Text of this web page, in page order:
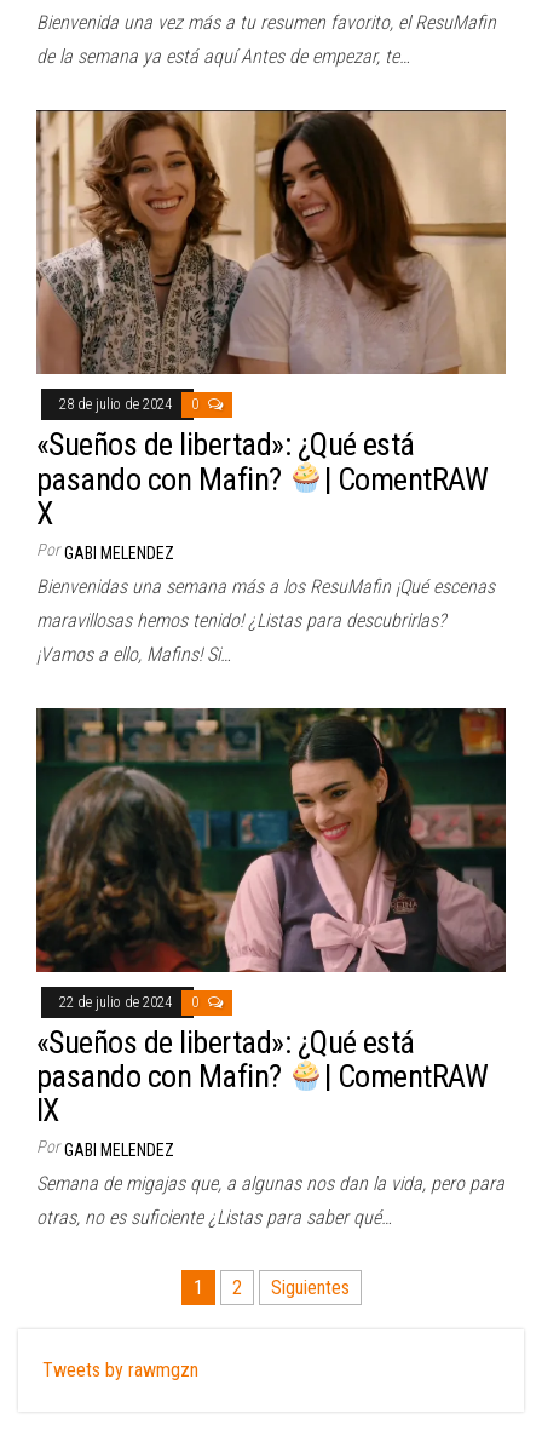
Bienvenida una vez más a tu resumen favorito, el ResuMafin
de la semana ya está aquí Antes de empezar, te…
28 de julio de 2024 0
«Sueños de libertad»: ¿Qué está
pasando con Mafin?
| ComentRAW
X
Por GABI MELENDEZ
Bienvenidas una semana más a los ResuMafin ¡Qué escenas
maravillosas hemos tenido! ¿Listas para descubrirlas?
¡Vamos a ello, Mafins! Si…
22 de julio de 2024 0
«Sueños de libertad»: ¿Qué está
pasando con Mafin?
| ComentRAW
IX
Por GABI MELENDEZ
Semana de migajas que, a algunas nos dan la vida, pero para
otras, no es suficiente ¿Listas para saber qué…
entradas
1 2 Siguientes
Tweets by rawmgzn